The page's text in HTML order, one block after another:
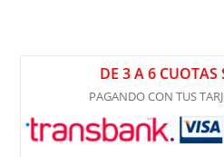
DE 3 A 6 CUOTAS
PAGANDO CON TUS